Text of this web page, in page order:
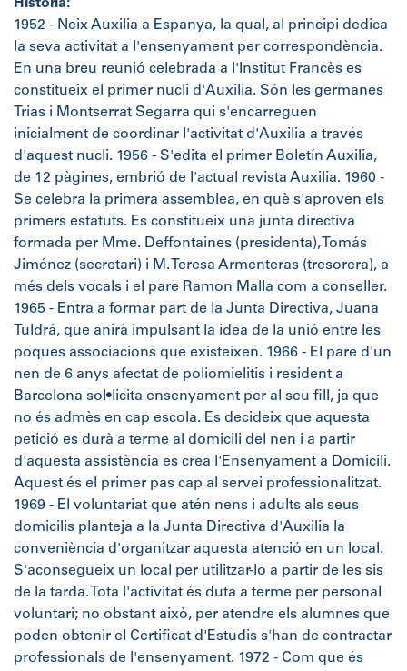
Història:
1952 - Neix Auxilia a Espanya, la qual, al principi dedica
la seva activitat a l'ensenyament per correspondència.
En una breu reunió celebrada a l'Institut Francès es
constitueix el primer nucli d'Auxilia. Són les germanes
Trias i Montserrat Segarra qui s'encarreguen
inicialment de coordinar l'activitat d'Auxilia a través
d'aquest nucli. 1956 - S'edita el primer Boletín Auxilia,
de 12 pàgines, embrió de l'actual revista Auxilia. 1960 -
Se celebra la primera assemblea, en què s'aproven els
primers estatuts. Es constitueix una junta directiva
formada per Mme. Deffontaines (presidenta), Tomás
Jiménez (secretari) i M. Teresa Armenteras (tresorera), a
més dels vocals i el pare Ramon Malla com a conseller.
1965 - Entra a formar part de la Junta Directiva, Juana
Tuldrá, que anirà impulsant la idea de la unió entre les
poques associacions que existeixen. 1966 - El pare d'un
nen de 6 anys afectat de poliomielitis i resident a
Barcelona sol•licita ensenyament per al seu fill, ja que
no és admès en cap escola. Es decideix que aquesta
petició es durà a terme al domicili del nen i a partir
d'aquesta assistència es crea l'Ensenyament a Domicili.
Aquest és el primer pas cap al servei professionalitzat.
1969 - El voluntariat que atén nens i adults als seus
domicilis planteja a la Junta Directiva d'Auxilia la
conveniència d'organitzar aquesta atenció en un local.
S'aconsegueix un local per utilitzar-lo a partir de les sis
de la tarda. Tota l'activitat és duta a terme per personal
voluntari; no obstant això, per atendre els alumnes que
poden obtenir el Certificat d'Estudis s'han de contractar
professionals de l'ensenyament. 1972 - Com que és